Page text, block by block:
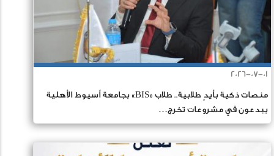
2026-07-01
منصات ذكية بأيدٍ طلابية.. طلاب «BIS» بجامعة أسيوط الأهلية
يبدعون في مشروعات تخرج…